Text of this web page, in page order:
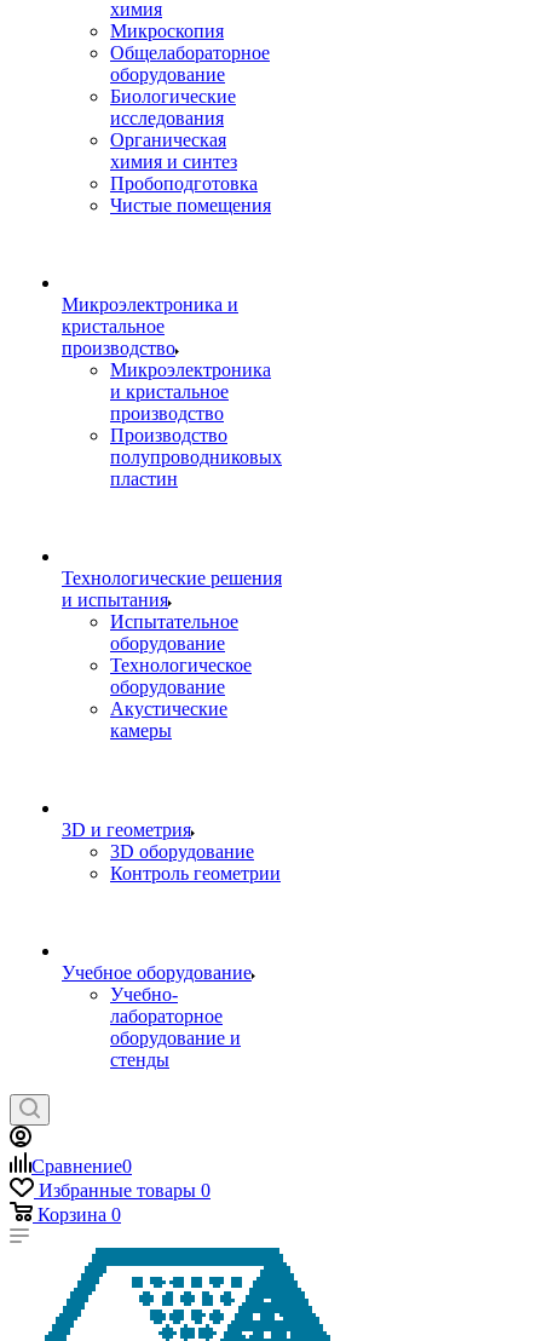
химия
Микроскопия
Общелабораторное
оборудование
Биологические
исследования
Органическая
химия и синтез
Пробоподготовка
Чистые помещения
Микроэлектроника и
кристальное
производство
Микроэлектроника
и кристальное
производство
Производство
полупроводниковых
пластин
Технологические решения
и испытания
Испытательное
оборудование
Технологическое
оборудование
Акустические
камеры
3D и геометрия
3D оборудование
Контроль геометрии
Учебное оборудование
Учебно-
лабораторное
оборудование и
стенды
Сравнение0
Избранные товары 0
Корзина 0